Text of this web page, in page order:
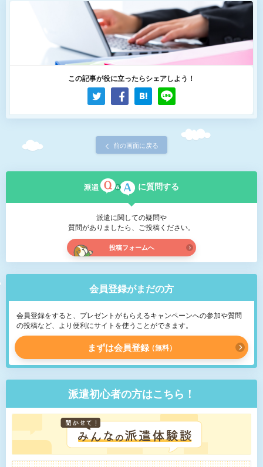
この記事が役に立ったらシェアしよう！
前の画面に戻る
に質問する
派遣に関しての疑問や
質問がありましたら、ご投稿ください。
投稿フォームへ
会員登録がまだの方
会員登録をすると、プレゼントがもらえるキャンペーンへの参加や質問
の投稿など、より便利にサイトを使うことができます。
まずは会員登録 無料
派遣初心者の方はこちら！